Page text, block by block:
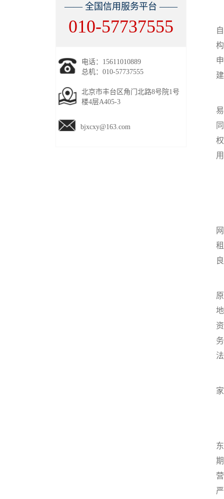
—— 全国信用服务平台 ——
010-57737555
电话：15611010889
总机：010-57737555
北京市丰台区角门北路8号院1号
楼4层A405-3
bjxcxy@163.com